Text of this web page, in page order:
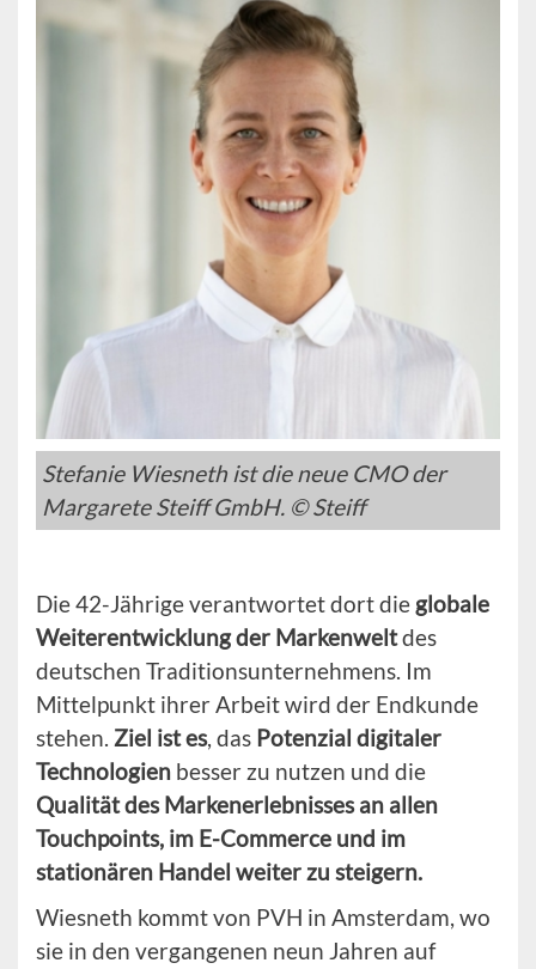
Stefanie Wiesneth ist die neue CMO der
Margarete Steiff GmbH. © Steiff
Die 42-Jährige verantwortet dort dieglobale
Weiterentwicklung der Markenweltdes
deutschen Traditionsunternehmens. Im
Mittelpunkt ihrer Arbeit wird der Endkunde
stehen. Ziel ist es, das Potenzial digitaler
Technologien besser zu nutzen und die
Qualität des Markenerlebnisses an allen
Touchpoints, im E-Commerce und im
stationären Handel weiter zu steigern.
Wiesneth kommt von PVH in Amsterdam, wo
sie in den vergangenen neun Jahren auf